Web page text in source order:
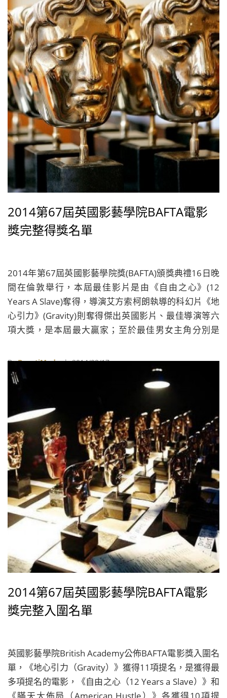
DiCaprio）、麥克法斯賓達（Michael Fassbender）與
名脫口秀主持人歐普拉（Oprah Winfrey），英國威廉
王子（Prince William）本次則沒有與凱特王妃一同亮
相，獨自出席觀禮。 本次典禮的紅毯，女星們幾乎都是
穿著品牌特別訂製的禮服，少有直接穿服裝秀上的設
2014第67屆英國影藝學院BAFTA電影
獎完整得獎名單
2014年第67屆英國影藝學院獎(BAFTA)頒獎典禮16日晚
間在倫敦舉行，本屆最佳影片是由《自由之心》(12
Years A Slave)奪得，導演艾方索柯朗執導的科幻片《地
心引力》(Gravity)則奪得傑出英國影片、最佳導演等六
項大獎，是本屆最大贏家；至於最佳男女主角分別是
色茉莉》(Blue Jasmine)的凱特布蘭琪(Cate
Blanchett)。 第67屆英國影藝學院BAFTA電影獎完整得
獎名單 最佳影片 Best Film： 《自由之心（12 Years a
劫 （Captain Phillips）》 《遲來的守護者
（Philomena）》 《地心引力（Gravity）》 傑出英國
影片 Outstanding British Film： 《地心引力
（Gravity）》 《曼德拉：漫漫自由路（Mandela: Long
Walk to Freedom）》
ByBeautiMode| 2014/02/17
2014第67屆英國影藝學院BAFTA電影
獎完整入圍名單
英國影藝學院British Academy公佈BAFTA電影獎入圍名
單，《地心引力（Gravity）》獲得11項提名，是獲得最
多項提名的電影，《自由之心（12 Years a Slave）》和